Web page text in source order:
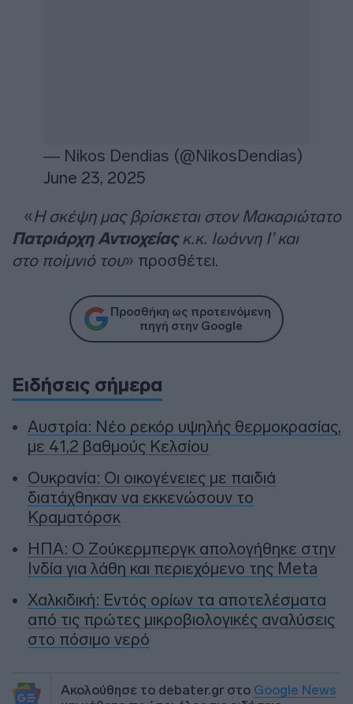
— Nikos Dendias (@NikosDendias)
June 23, 2025
«Η σκέψη μας βρίσκεται στον Μακαριώτατο
Πατριάρχη Αντιοχείαςκ.κ. Ιωάννη Ι’ και
στο ποίμνιό του» προσθέτει.
Προσθήκη ως προτεινόμενη
πηγή στην Google
Ειδήσεις σήμερα
Αυστρία: Νέο ρεκόρ υψηλής θερμοκρασίας,
με 41,2 βαθμούς Κελσίου
Ουκρανία: Οι οικογένειες με παιδιά
διατάχθηκαν να εκκενώσουν το
Κραματόρσκ
ΗΠΑ: Ο Ζούκερμπεργκ απολογήθηκε στην
Ινδία για λάθη και περιεχόμενο της Meta
Χαλκιδική: Εντός ορίων τα αποτελέσματα
από τις πρώτες μικροβιολογικές αναλύσεις
στο πόσιμο νερό
Ακολούθησε το debater.gr στο Google News